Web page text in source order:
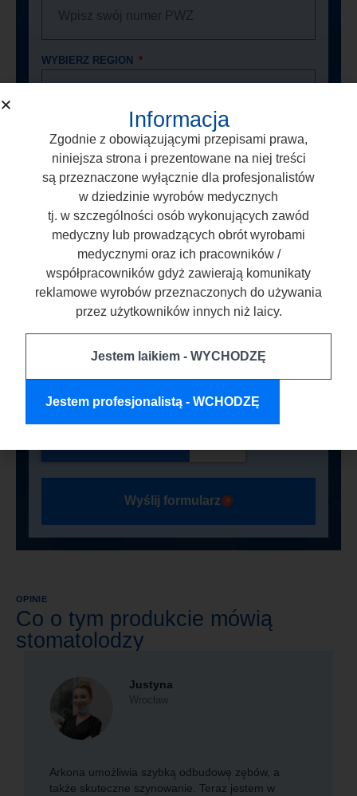
WYBIERZ REGION
ZADAJ PYTANIE O PRODUKT
Wyrażam zgodę na przetwarzanie moich
danych osobowych przez firmę ARKONA
Laboratorium Farmakologii Stomatologicznej, z
siedzibą w Nasutów 99C, 21-025 Niemce, NIP:
9460009496 w celu obsługi zapytania
ofertowego. Więcej informacji o przetwarzaniu
Wyślij formularz
OPINIE
Co o tym produkcie mówią
stomatolodzy
Justyna
Wrocław
Arkona umożliwia szybką odbudowę zębów, a
także skuteczne szynowanie. Teraz jestem w
Informacja
Zgodnie z obowiązującymi przepisami prawa,
niniejsza strona i prezentowane na niej treści
są przeznaczone wyłącznie dla profesjonalistów
w dziedzinie wyrobów medycznych
tj. w szczególności osób wykonujących zawód
medyczny lub prowadzących obrót wyrobami
medycznymi oraz ich pracowników /
współpracowników gdyż zawierają komunikaty
reklamowe wyrobów przeznaczonych do używania
przez użytkowników innych niż laicy.
Jestem laikiem - WYCHODZĘ
Jestem profesjonalistą - WCHODZĘ